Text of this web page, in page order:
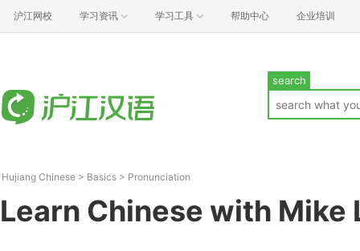
沪江网校 学习资讯 学习工具 帮助中心 企业培训
search
Hujiang Chinese > Basics > Pronunciation
Learn Chinese with Mike